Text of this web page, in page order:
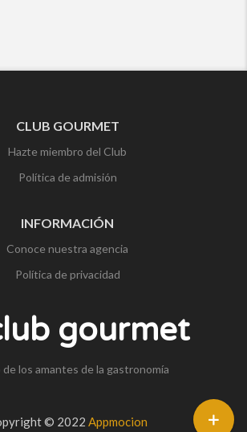
CLUB GOURMET
Hazte miembro del Club
Política de admisión
INFORMACIÓN
Conoce nuestra agencia
Política de privacidad
gourmet
de los amantes de la gastronomía
© 2022 Appmocion